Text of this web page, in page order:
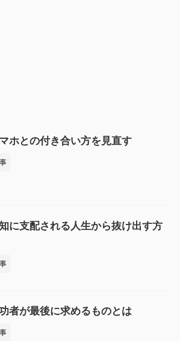
ホとの付き合い方を見直す
に支配される人生から抜け出す方
者が最後に求めるものとは